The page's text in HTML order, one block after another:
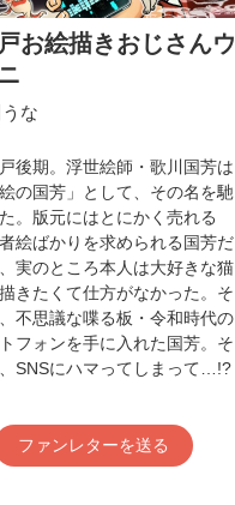
お絵描きおじさんウ
な
後期。浮世絵師・歌川国芳は
絵の国芳」として、その名を馳
。版元にはとにかく売れる
絵ばかりを求められる国芳だ
実のところ本人は大好きな猫
きたくて仕方がなかった。そ
不思議な喋る板・令和時代の
フォンを手に入れた国芳。そ
SNSにハマってしまって…!?
ファンレターを送る